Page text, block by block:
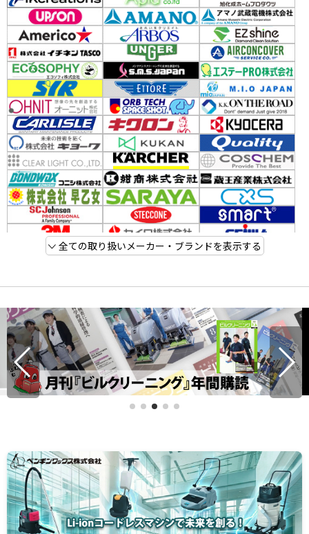
全ての取り扱いメーカー・ブランドを表示する
【ポリッシャー比較表】機種を並べて違いを明確